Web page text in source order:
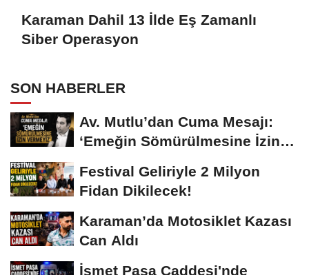
Karaman Dahil 13 İlde Eş Zamanlı
Siber Operasyon
SON HABERLER
Av. Mutlu’dan Cuma Mesajı:
‘Emeğin Sömürülmesine İzin
Festival Geliriyle 2 Milyon
Fidan Dikilecek!
Karaman’da Motosiklet Kazası
Can Aldı
İsmet Paşa Caddesi'nde